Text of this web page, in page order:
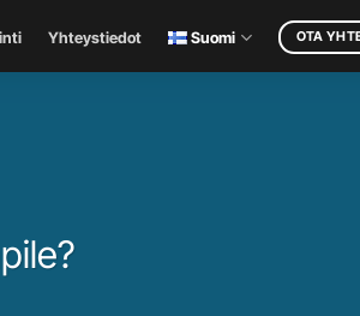
Yhteystiedot Suomi OTA